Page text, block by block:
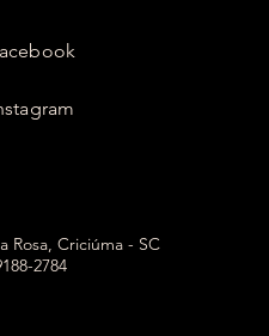
Rosa, Criciúma - SC
2784